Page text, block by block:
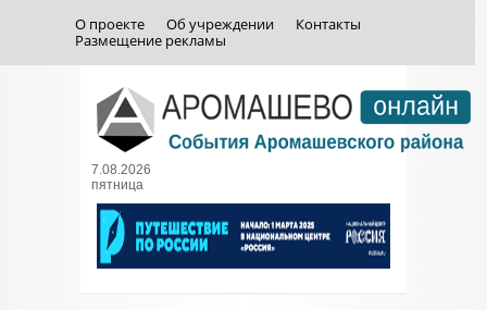
О проекте Об учреждении
Контакты
Размещение рекламы
7.08.2026
пятница